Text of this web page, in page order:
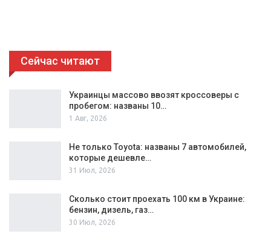
Сейчас читают
Украинцы массово ввозят кроссоверы с
пробегом: названы 10…
1 Авг, 2026
Не только Toyota: названы 7 автомобилей,
которые дешевле…
31 Июл, 2026
Сколько стоит проехать 100 км в Украине:
бензин, дизель, газ…
30 Июл, 2026